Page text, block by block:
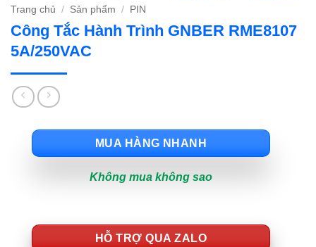
Trang chủ / Sản phẩm / PIN
Công Tắc Hành Trình GNBER RME8107
5A/250VAC
MUA HÀNG NHANH
Không mua không sao
HỖ TRỢ QUA ZALO